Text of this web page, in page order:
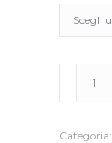
Categoria: